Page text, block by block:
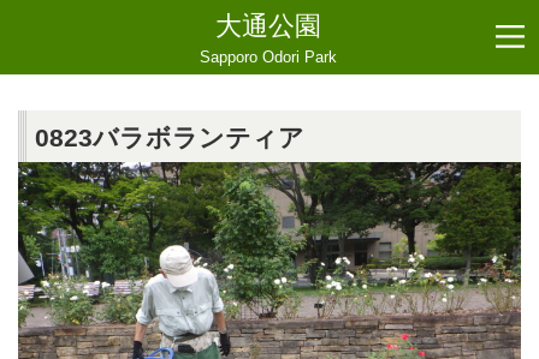
大通公園
Sapporo Odori Park
0823バラボランティア